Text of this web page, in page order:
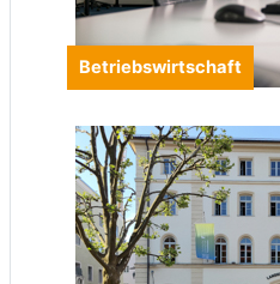
Betriebswirtschaft